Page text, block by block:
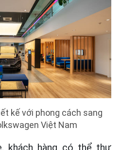
kế với phong cách sang
Việt Nam